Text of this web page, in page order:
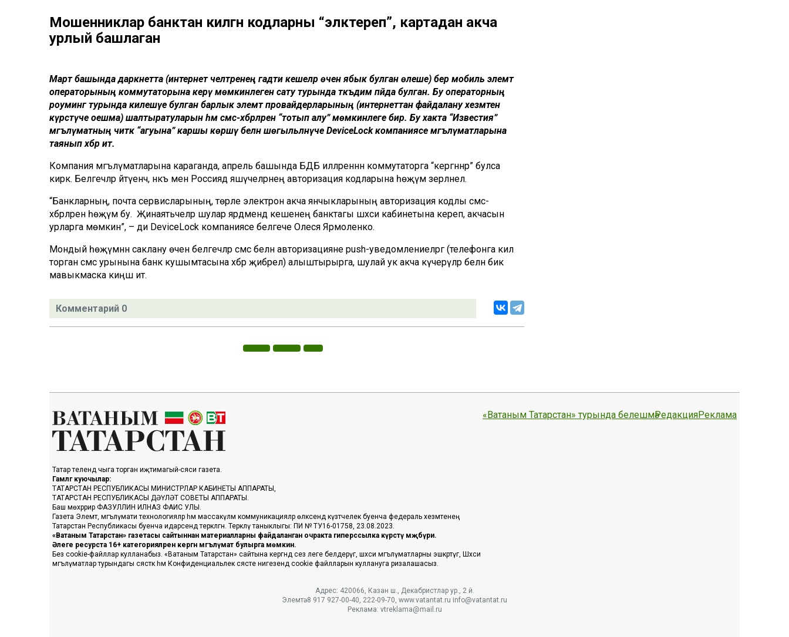
Мошенниклар банктан килгән кодларны “эләктереп”, картадан акча
урлый башлаган
Март башында даркнетта (интернет челтәренең гадәти кешеләр өчен ябык булган өлеше) бер мобиль элемтә
операторының коммутаторына керү мөмкинлеген сату турында тәкъдим пәйда булган. Бу операторның
роуминг турында килешүе булган барлык элемтә провайдерларының (интернеттан файдалану хезмәтен
күрсәтүче оешма) шалтыратуларын һәм смс-хәбәрләрен “тотып алу” мөмкинлеге бирә. Бу хакта “Известия”
мәгълүматның читкә “агуына” каршы көрәшү белән шөгыльләнүче DeviceLock компаниясе мәгълүматларына
таянып хәбәр итә.
Компания мәгълүматларына караганда, апрель башында БДБ илләреннән коммутаторга “кергәннәр” булса
кирәк. Белгечләр әйтүенчә, нәкъ менә Россиядә яшәүчеләрнең авторизация кодларына һөҗүм әзерләнелә.
“Банкларның, почта сервисларының, төрле электрон акча янчыкларының авторизация кодлы смс-
хәбәрләренә һөҗүм бу. Җинаятьчеләр шулар ярдәмендә кешенең банктагы шәхси кабинетына кереп, акчасын
урларга мөмкин”, – ди DeviceLock компаниясе белгече Олеся Ярмоленко.
Мондый һөҗүмнән саклану өчен белгечләр смс белән авторизацияне push-уведомлениеләргә (телефонга килә
торган смс урынына банк кушымтасына хәбәр җибәрелә) алыштырырга, шулай ук акча күчерүләр белән бик
мавыкмаска киңәш итә.
Комментарий 0
Татар телендә чыга торган иҗтимагый-сәяси газета.
Гамәлгә куючылар:
ТАТАРСТАН РЕСПУБЛИКАСЫ МИНИСТРЛАР КАБИНЕТЫ АППАРАТЫ,
ТАТАРСТАН РЕСПУБЛИКАСЫ ДӘҮЛӘТ СОВЕТЫ АППАРАТЫ.
Баш мөхәррир ФАЗУЛЛИН ИЛНАЗ ФАИС УЛЫ.
Газета Элемтә, мәгълүмати технологияләр һәм массакүләм коммуникацияләр өлкәсендә күзәтчелек буенча федераль хезмәтенең
Татарстан Республикасы буенча идарәсендә теркәлгән. Теркәлү таныклыгы: ПИ № ТУ16-01758, 23.08.2023.
«Ватаным Татарстан» газетасы сайтыннан материалларны файдаланган очракта гиперссылка күрсәтү мәҗбүри.
Әлеге ресурста 16+ категорияләренә кергән мәгълүмат булырга мөмкин.
Без cookie-файллар кулланабыз. «Ватаным Татарстан» сайтына кергәндә сез әлеге белдерүгә, шәхси мәгълүматларны эшкәртүгә, Шәхси
мәгълүматлар турындагы сәясәткә һәм Конфиденциальлек сәясәте нигезендә cookie файлларын куллануга ризалашасыз.
«Ватаным Татарстан» турында белешмәРедакцияРеклама
Адрес: 420066, Казан ш., Декабристлар ур., 2 й.
Элемтә: 8 917 927-00-40, 222-09-70, www.vatantat.ru info@vatantat.ru
Реклама: vtreklama@mail.ru